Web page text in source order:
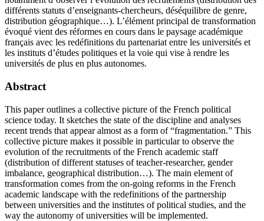
différents statuts d’enseignants-chercheurs, déséquilibre de genre,
distribution géographique…). L’élément principal de transformation
évoqué vient des réformes en cours dans le paysage académique
français avec les redéfinitions du partenariat entre les universités et
les instituts d’études politiques et la voie qui vise à rendre les
universités de plus en plus autonomes.
Abstract
This paper outlines a collective picture of the French political
science today. It sketches the state of the discipline and analyses
recent trends that appear almost as a form of “fragmentation.” This
collective picture makes it possible in particular to observe the
evolution of the recruitments of the French academic staff
(distribution of different statuses of teacher-researcher, gender
imbalance, geographical distribution…). The main element of
transformation comes from the on-going reforms in the French
academic landscape with the redefinitions of the partnership
between universities and the institutes of political studies, and the
way the autonomy of universities will be implemented.